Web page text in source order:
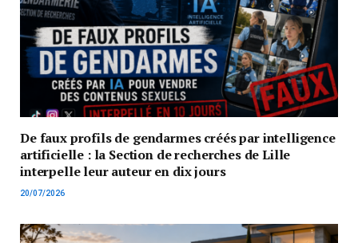
De faux profils de gendarmes créés par intelligence
artificielle : la Section de recherches de Lille
interpelle leur auteur en dix jours
20/07/2026